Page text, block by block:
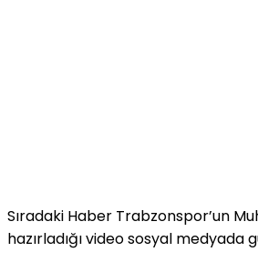
Sıradaki Haber Trabzonspor’un
hazırladığı video sosyal medyada